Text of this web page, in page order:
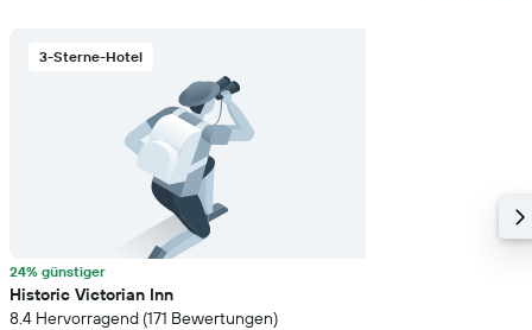
3-Sterne-Hotel
24% günstiger
Historic Victorian Inn
8.4 Hervorragend (171 Bewertungen)